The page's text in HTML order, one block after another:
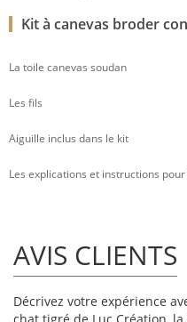
Kit à canevas broder
La toile canevas soudan
Les fils
Aiguille inclus dans le kit
Les explications et instructions
AVIS CLIENTS
Décrivez votre expérience